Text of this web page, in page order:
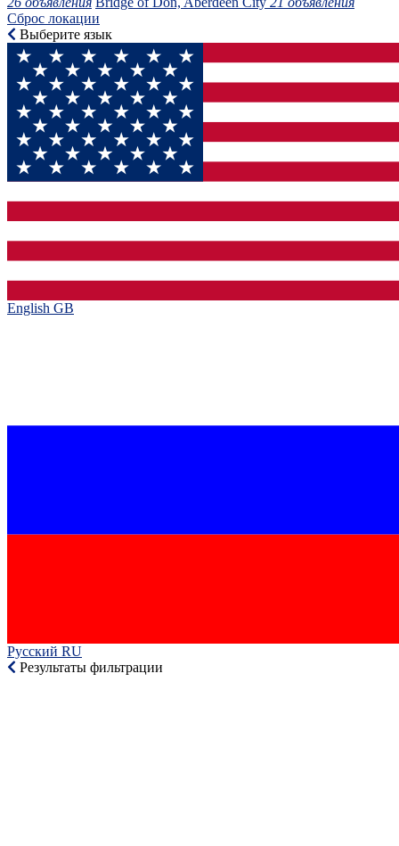
Сброс локации
Выберите язык
English GB‎
Русский RU‎
Результаты фильтрации